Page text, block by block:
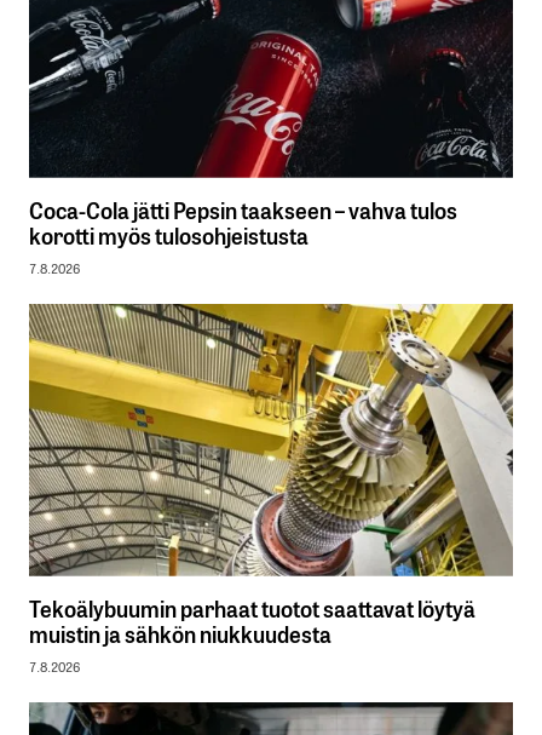
Coca-Cola jätti Pepsin taakseen – vahva tulos
korotti myös tulosohjeistusta
7.8.2026
Tekoälybuumin parhaat tuotot saattavat löytyä
muistin ja sähkön niukkuudesta
7.8.2026